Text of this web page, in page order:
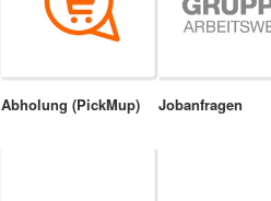
Abholung (PickMup) Jobanfragen